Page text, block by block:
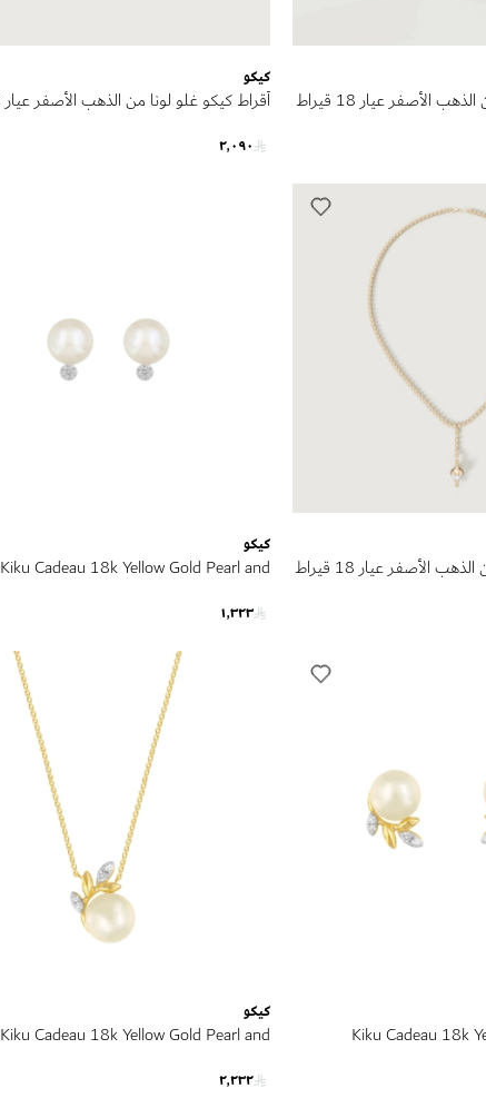
خاتم كيكو غلو لونا من الذهب الأصفر عيار 18 قيراط
كيكو
٢٬٠٩٠
قلادة كيكو غلو لونا من الذهب الأصفر عيار 18 قيراط
كيكو
Kiku Cadeau 18k Yellow Gold Pearl and
١٬٣٢٣
Kiku Cadeau 18k
كيكو
Kiku Cadeau 18k Yellow Gold Pearl and
٢٬٢٣٢